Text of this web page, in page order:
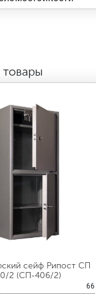
сейф Рипост СП
2 (СП-406/2)
66